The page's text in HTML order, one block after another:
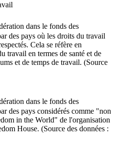
dans le fonds des
des pays où les droits du travail
Cela se réfère en
travail en termes de santé et de
et de temps de travail. (Source
dans le fonds des
des pays considérés comme "non
in the World" de l'organisation
House. (Source des données :